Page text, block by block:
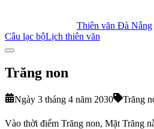
Thiên văn Đà Nẵng
Câu lạc bộLịch thiên văn
Trăng non
Ngày 3 tháng 4 năm 2030 Trăng
Vào thời điểm Trăng non, Mặt Trăng